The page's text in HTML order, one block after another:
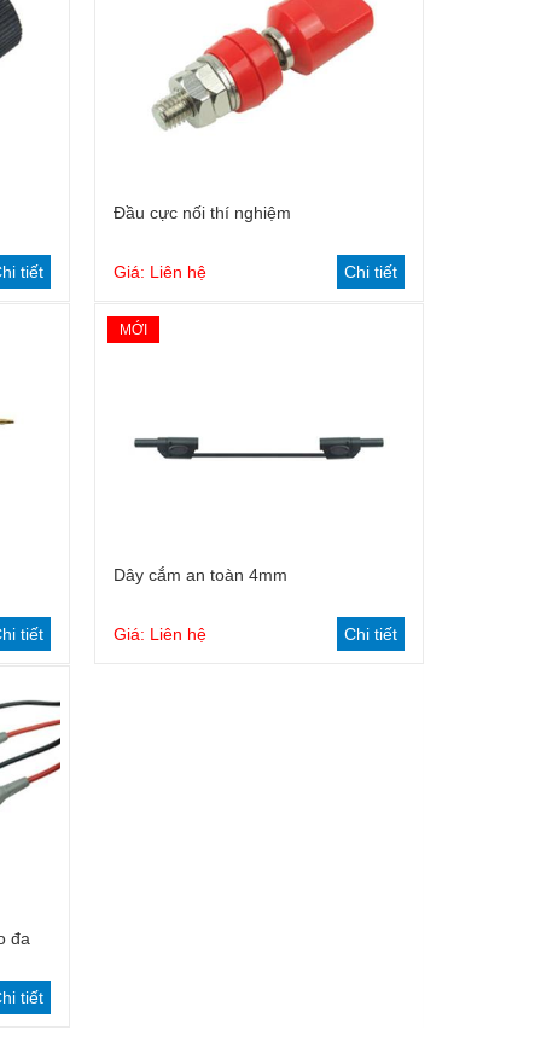
tiết
Đầu cực nối thí nghiệm
Giá: Liên hệ Chi tiết
tiết
MỚI
Dây cắm an toàn 4mm
Giá: Liên hệ Chi tiết
đa
tiết